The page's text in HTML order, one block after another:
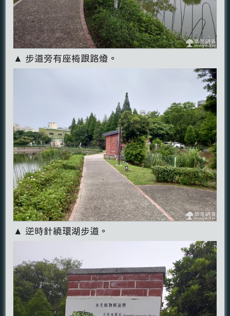
▲ 步道旁有座椅跟路燈。
▲ 逆時針繞環湖步道。